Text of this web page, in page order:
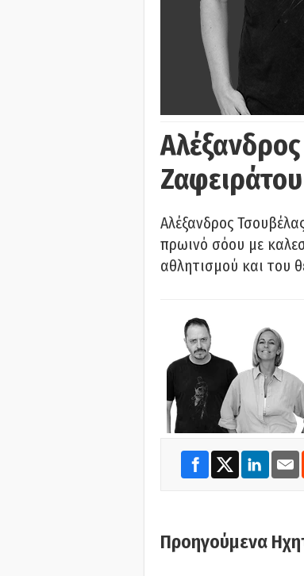
Ζαφειράτου
Αλέξανδρος
πρωινό σόου με
αθλητισμού και του
Προηγούμενα